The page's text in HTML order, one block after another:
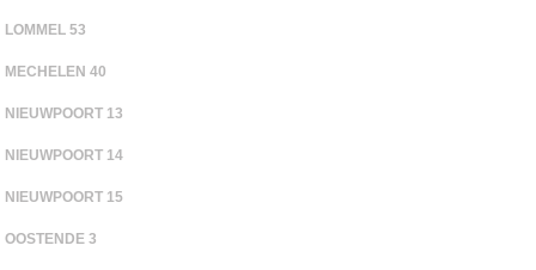
LOMMEL 53
MECHELEN 40
NIEUWPOORT 13
NIEUWPOORT 14
NIEUWPOORT 15
OOSTENDE 3